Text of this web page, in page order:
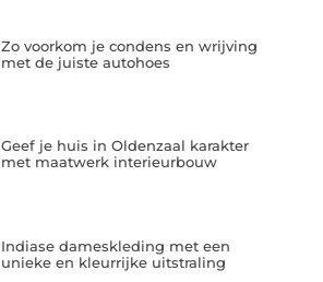
Zo voorkom je condens en wrijving
met de juiste autohoes
Geef je huis in Oldenzaal karakter
met maatwerk interieurbouw
Indiase dameskleding met een
unieke en kleurrijke uitstraling